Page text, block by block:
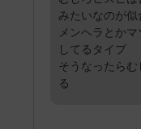
みたいなのが
メンヘラとか
してるタイプ
そうなったら
る